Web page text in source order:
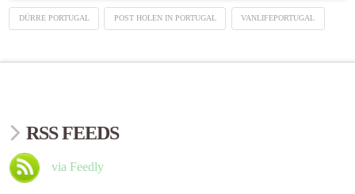
DÜRRE PORTUGAL POST HOLEN IN PORTUGAL VANLIFEPORTUGAL
RSS FEEDS
via Feedly